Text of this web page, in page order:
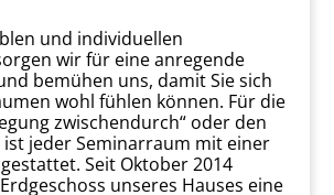
und individuellen
wir für eine anregende
bemühen uns, damit Sie sich
wohl fühlen können. Für die
zwischendurch“ oder den
ist jeder Seminarraum mit einer
Seit Oktober 2014
unseres Hauses eine